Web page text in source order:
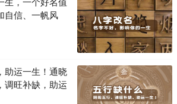
生，一个好名值
自信、一帆风
助运一生！通晓
调旺补缺，助运